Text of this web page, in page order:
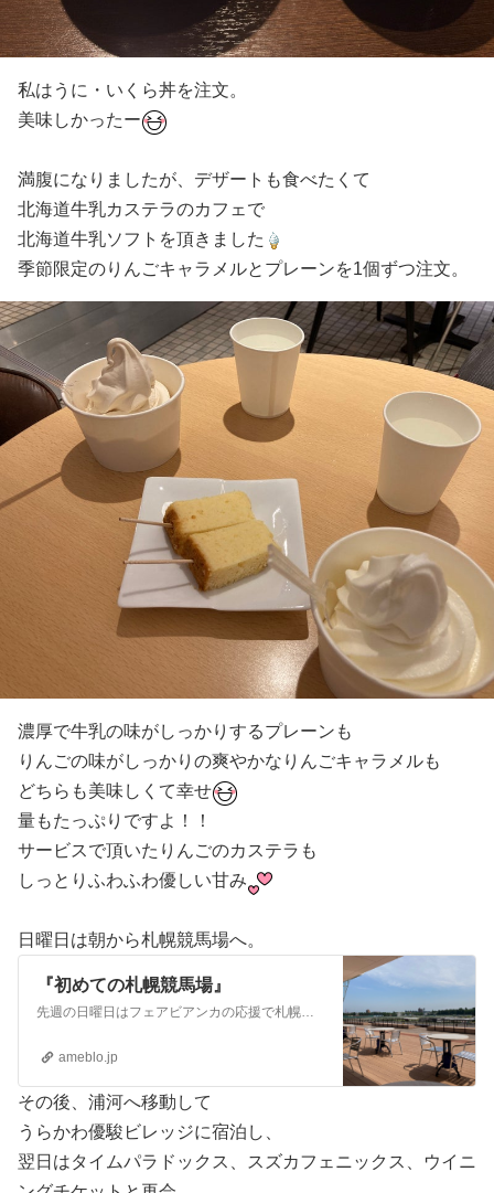
私はうに・いくら丼を注文。
美味しかったー
満腹になりましたが、デザートも食べたくて
北海道牛乳カステラのカフェで
北海道牛乳ソフトを頂きました
季節限定のりんごキャラメルとプレーンを1個ずつ注文。
濃厚で牛乳の味がしっかりするプレーンも
りんごの味がしっかりの爽やかなりんごキャラメルも
どちらも美味しくて幸せ
量もたっぷりですよ！！
サービスで頂いたりんごのカステラも
しっとりふわふわ優しい甘み
日曜日は朝から札幌競馬場へ。
『初めての札幌競馬場』
ameblo.jp
その後、浦河へ移動して
うらかわ優駿ビレッジに宿泊し、
翌日はタイムパラドックス、スズカフェニックス、ウイニ